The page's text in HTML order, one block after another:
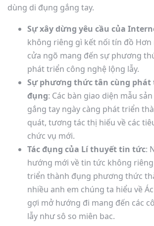
dùng di đụng gắng tay.
Sự xây dừng yêu cầu của
không riêng gì kết nối tín đồ
cửa ngõ mang đến sự phương
phát triển công nghệ lộng lẫy.
Sự phương thức tân cùng phát
đụng: Các bàn giao diện mẫu
gắng tay ngày càng phát triển
quát, tương tác thị hiếu về các
chức vụ mới.
Tác đụng của Lí thuyết tin tức:
hướng mới về tin tức không
triển thành đụng phương thức
nhiều anh em chúng ta hiểu về
gợi mở hướng đi mang đến các
lẫy như sô so miên bac.